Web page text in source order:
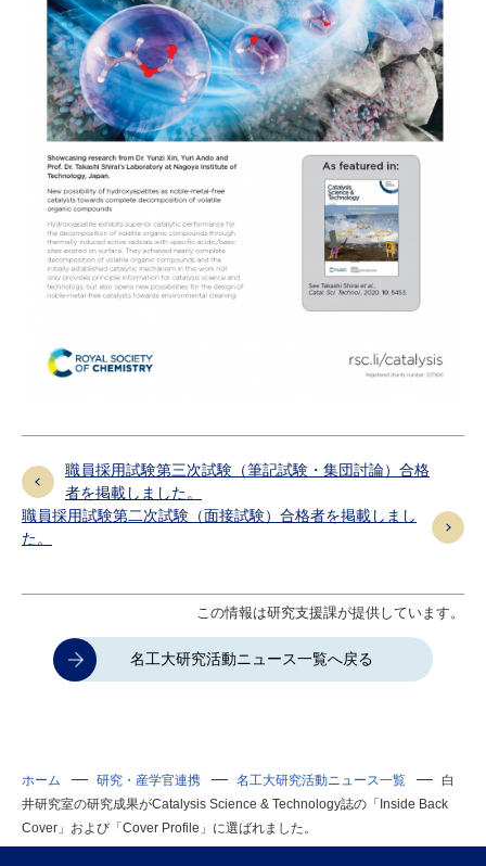
職員採用試験第三次試験（筆記試験・集団討論）合格
者を掲載しました。
職員採⽤試験第⼆次試験（⾯接試験）合格者を掲載しまし
た。
この情報は研究支援課が提供しています。
名工大研究活動ニュース一覧へ戻る
ホーム 研究・産学官連携 名工大研究活動ニュース一覧
白
井研究室の研究成果がCatalysis Science & Technology誌の「Inside Back
Cover」および「Cover Profile」に選ばれました。